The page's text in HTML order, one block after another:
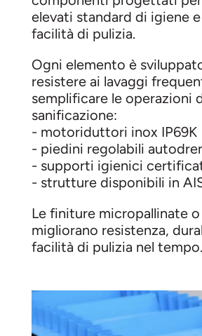
elevati standard di igiene e
facilità di pulizia.
Ogni elemento è
resistere ai lavaggi
semplificare le operazioni
sanificazione:
- motoriduttori inox IP69K
- piedini regolabili
- supporti igienici
- strutture disponibili in
Le finiture micropallinate
migliorano resistenza,
facilità di pulizia nel tempo.